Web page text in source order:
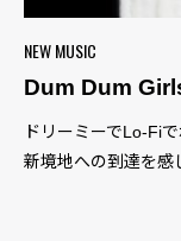
NEW MUSIC
Dum Dum
ドリーミーでLo-Fi
新境地への到達を感